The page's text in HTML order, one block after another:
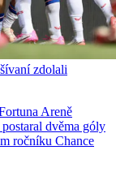
zdolali
Areně
dvěma góly
ročníku Chance